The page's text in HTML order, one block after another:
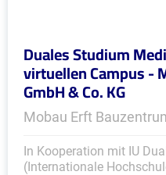
Duales Studium
virtuellen Campus -
GmbH & Co. KG
Mobau Erft
In Kooperation mit IU
(Internationale